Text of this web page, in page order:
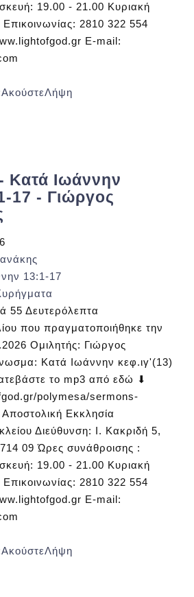
19.00 - 21.00 Κυριακή
2810 322 554
E-mail:
ΑκούστεΛήψη
Κατά Ιωάννην
17 - Γιώργος
13:1-17
55 Δευτερόλεπτα
που πραγματοποιήθηκε την
Ομιλητής: Γιώργος
Κατά Ιωάννην κεφ.ιγ'(13)
το mp3 από εδώ ⬇
polymesa/sermons-
Εκκλησία
Διεύθυνση: Ι. Κακριδή 5,
09 Ώρες συνάθροισης :
19.00 - 21.00 Κυριακή
2810 322 554
E-mail:
ΑκούστεΛήψη